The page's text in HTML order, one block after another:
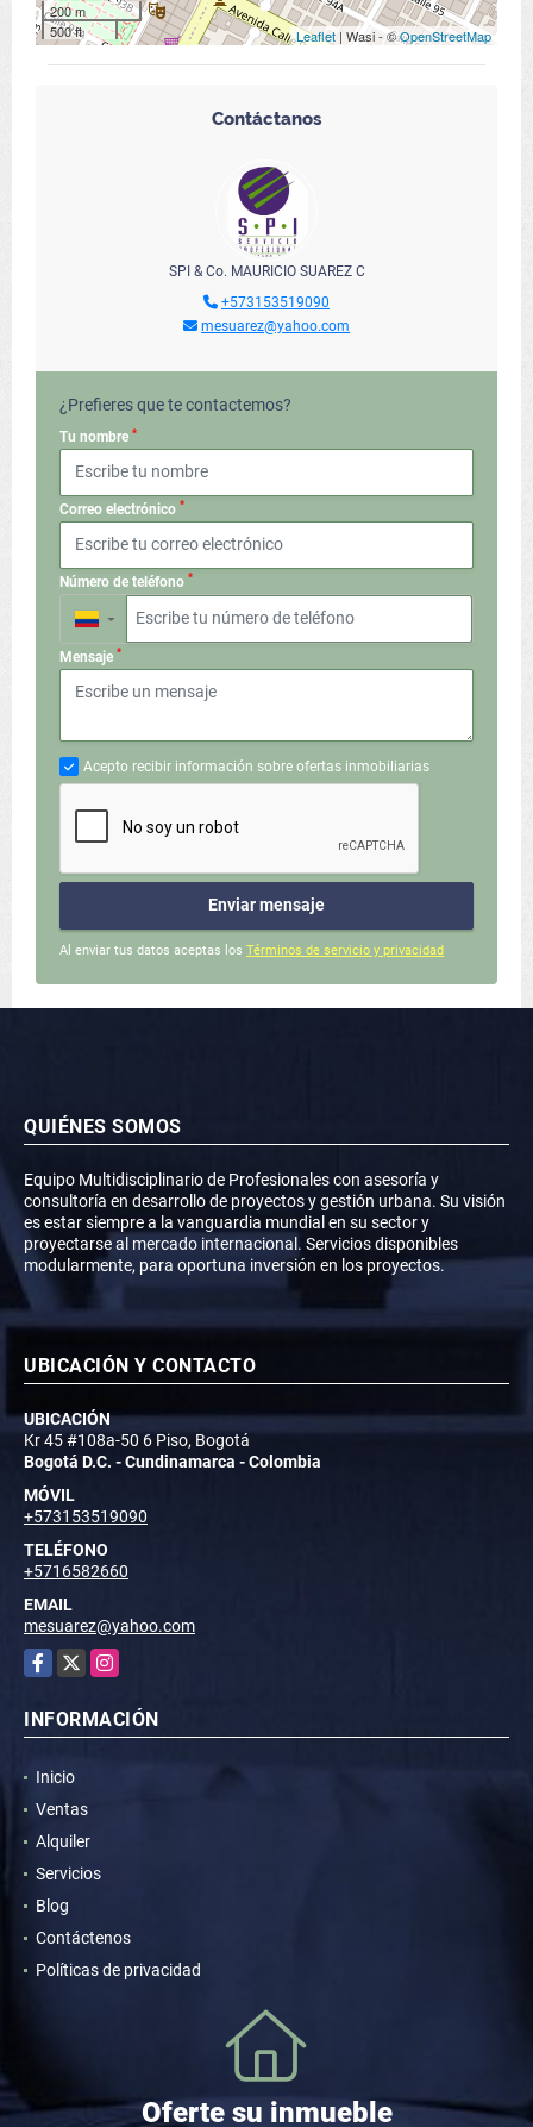
200 m
500 ft
Leaflet | Wasi - ©OpenStreetMap
Contáctanos
SPI & Co. MAURICIO SUAREZ C
+573153519090
mesuarez@yahoo.com
¿Prefieres que te contactemos?
Tu nombre *
Correo electrónico *
Número de teléfono *
▼
Mensaje *
Acepto recibir información sobre ofertas inmobiliarias
Enviar mensaje
Al enviar tus datos aceptas los Términos de servicio y privacidad
QUIÉNES SOMOS
Equipo Multidisciplinario de Profesionales con asesoría y
consultoría en desarrollo de proyectos y gestión urbana. Su visión
es estar siempre a la vanguardia mundial en su sector y
proyectarse al mercado internacional. Servicios disponibles
modularmente, para oportuna inversión en los proyectos.
UBICACIÓN Y CONTACTO
UBICACIÓN
Kr 45 #108a-50 6 Piso, Bogotá
Bogotá D.C. - Cundinamarca - Colombia
MÓVIL
+573153519090
TELÉFONO
+5716582660
EMAIL
mesuarez@yahoo.com
Facebook
X Instagram
INFORMACIÓN
Inicio
Ventas
Alquiler
Servicios
Blog
Contáctenos
Políticas de privacidad
Oferte su inmueble